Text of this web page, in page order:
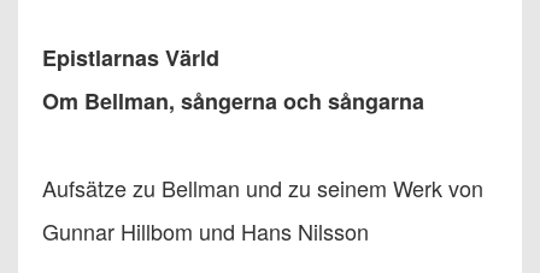
Epistlarnas Värld
Om Bellman, sångerna och sångarna
Aufsätze zu Bellman und zu seinem Werk von
Gunnar Hillbom und Hans Nilsson